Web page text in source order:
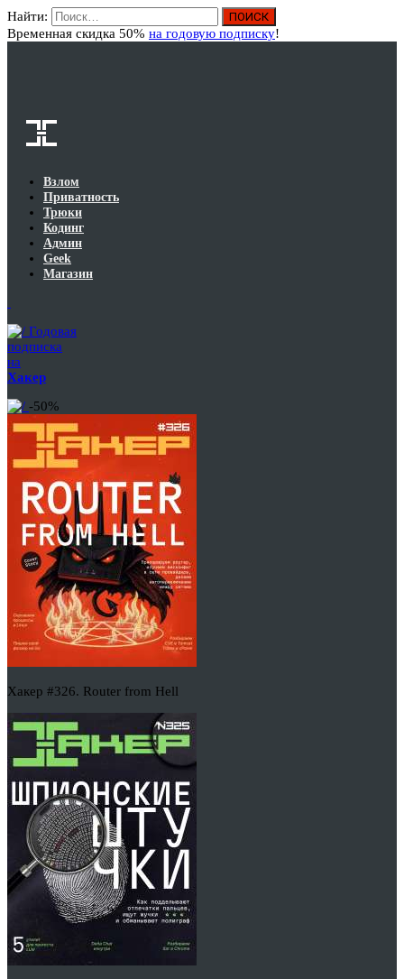
Найти:
Временная скидка 50% на годовую подписку!
Взлом
Приватность
Трюки
Кодинг
Админ
Geek
Магазин
Годовая
подписка
на
Хакер
-50%
Хакер #326. Router from Hell